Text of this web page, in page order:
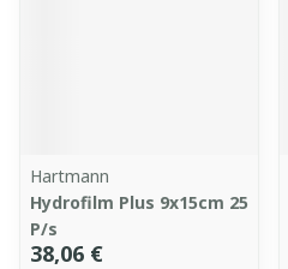
Hartmann
Hydrofilm Plus 9x15cm 25
P/s
38,06 €